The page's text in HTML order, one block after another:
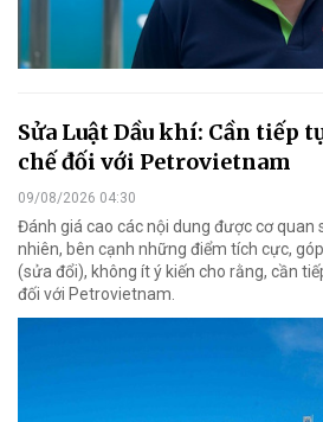
Sửa Luật Dầu khí: Cần tiếp
chế đối với Petrovietnam
09/08/2026 04:30
Đánh giá cao các nội dung được cơ quan
nhiên, bên cạnh những điểm tích cực,
(sửa đổi), không ít ý kiến cho rằng, cần
đối với Petrovietnam.